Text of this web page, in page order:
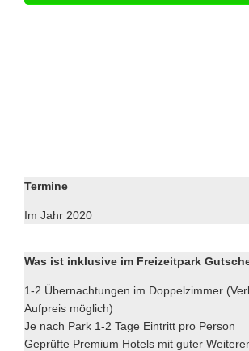
Termine
Im Jahr 2020
Was ist inklusive im Freizeitpark
1-2 Übernachtungen im Doppelzimmer
Aufpreis möglich)
Je nach Park 1-2 Tage Eintritt pro Person
Geprüfte Premium Hotels mit guter